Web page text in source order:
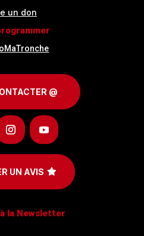
un don
@
UN AVIS
la Newsletter